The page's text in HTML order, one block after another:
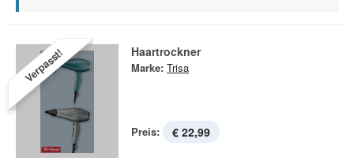
Verpasst! Haartrockner
Marke: Trisa
Preis: € 22,99